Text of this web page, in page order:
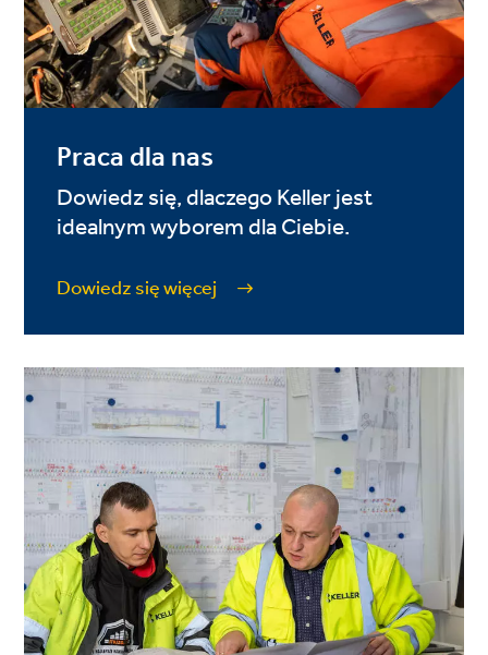
Praca dla nas
Dowiedz się, dlaczego Keller jest
idealnym wyborem dla Ciebie.
Dowiedz się więcej